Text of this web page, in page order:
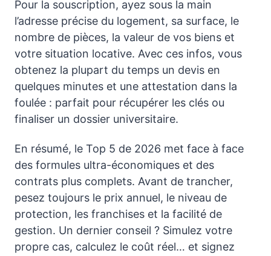
Pour la souscription, ayez sous la main
l’adresse précise du logement, sa surface, le
nombre de pièces, la valeur de vos biens et
votre situation locative. Avec ces infos, vous
obtenez la plupart du temps un devis en
quelques minutes et une attestation dans la
foulée : parfait pour récupérer les clés ou
finaliser un dossier universitaire.
En résumé, le Top 5 de 2026 met face à face
des formules ultra-économiques et des
contrats plus complets. Avant de trancher,
pesez toujours le prix annuel, le niveau de
protection, les franchises et la facilité de
gestion. Un dernier conseil ? Simulez votre
propre cas, calculez le coût réel… et signez